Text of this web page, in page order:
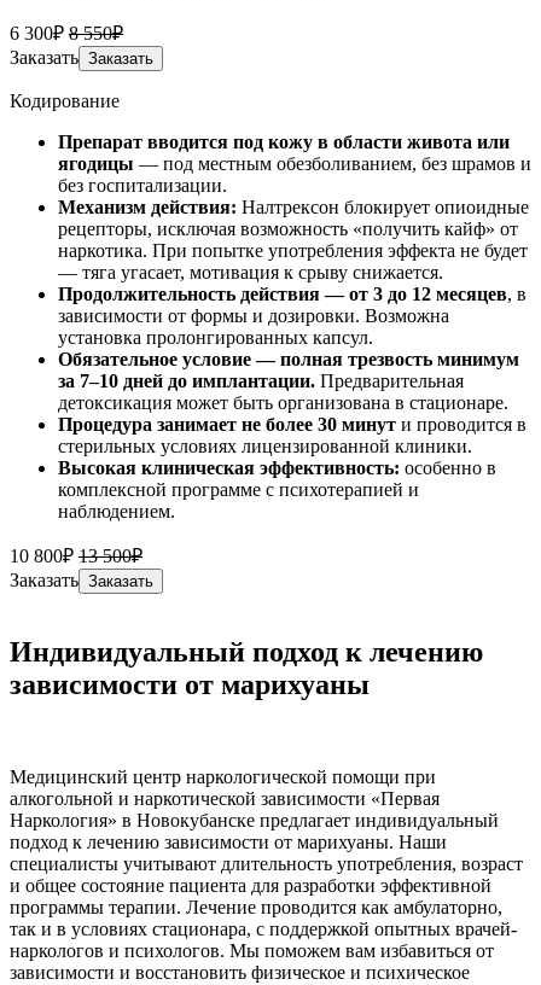
6 300₽ 8 550₽
Заказать Заказать
Кодирование
Препарат вводится под кожу в области живота или
ягодицы — под местным обезболиванием, без шрамов и
без госпитализации.
Механизм действия: Налтрексон блокирует опиоидные
рецепторы, исключая возможность «получить кайф» от
наркотика. При попытке употребления эффекта не будет
— тяга угасает, мотивация к срыву снижается.
Продолжительность действия — от 3 до 12 месяцев, в
зависимости от формы и дозировки. Возможна
установка пролонгированных капсул.
Обязательное условие — полная трезвость минимум
за 7–10 дней до имплантации. Предварительная
детоксикация может быть организована в стационаре.
Процедура занимает не более 30 минут и проводится в
стерильных условиях лицензированной клиники.
Высокая клиническая эффективность: особенно в
комплексной программе с психотерапией и
наблюдением.
10 800₽ 13 500₽
Заказать Заказать
Индивидуальный подход к лечению
зависимости от марихуаны
Медицинский центр наркологической помощи при
алкогольной и наркотической зависимости «Первая
Наркология» в Новокубанске предлагает индивидуальный
подход к лечению зависимости от марихуаны. Наши
специалисты учитывают длительность употребления, возраст
и общее состояние пациента для разработки эффективной
программы терапии. Лечение проводится как амбулаторно,
так и в условиях стационара, с поддержкой опытных врачей-
наркологов и психологов. Мы поможем вам избавиться от
зависимости и восстановить физическое и психическое